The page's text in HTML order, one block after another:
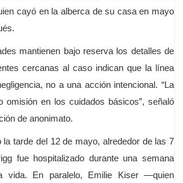
cayó en la alberca de su casa en mayo
mantienen bajo reserva los detalles de
cercanas al caso indican que la línea
no a una acción intencional. “La
omisión en los cuidados básicos”, señaló
de anonimato.
la tarde del 12 de mayo, alrededor de las 7
fue hospitalizado durante una semana
vida. En paralelo, Emilie Kiser —quien